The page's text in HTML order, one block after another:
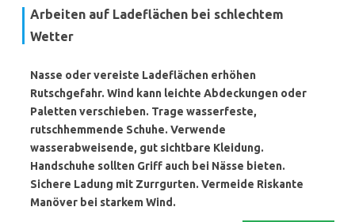
Arbeiten auf Ladeflächen bei schlechtem
Wetter
Nasse oder vereiste Ladeflächen erhöhen
Rutschgefahr. Wind kann leichte Abdeckungen oder
Paletten verschieben. Trage wasserfeste,
rutschhemmende Schuhe. Verwende
wasserabweisende, gut sichtbare Kleidung.
Handschuhe sollten Griff auch bei Nässe bieten.
Sichere Ladung mit Zurrgurten. Vermeide Riskante
Manöver bei starkem Wind.